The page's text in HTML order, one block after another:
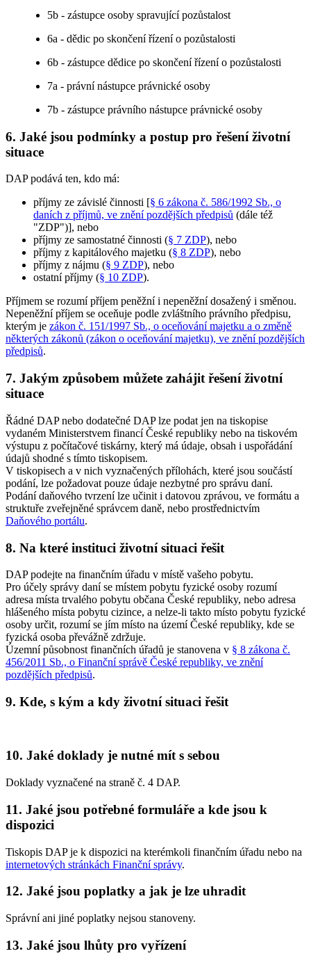
5b - zástupce osoby spravující pozůstalost
6a - dědic po skončení řízení o pozůstalosti
6b - zástupce dědice po skončení řízení o pozůstalosti
7a - právní nástupce právnické osoby
7b - zástupce právního nástupce právnické osoby
6. Jaké jsou podmínky a postup pro řešení životní
situace
DAP podává ten, kdo má:
příjmy ze závislé činnosti [§ 6 zákona č. 586/1992 Sb., o
daních z příjmů, ve znění pozdějších předpisů (dále též
"ZDP")], nebo
příjmy ze samostatné činnosti (§ 7 ZDP), nebo
příjmy z kapitálového majetku (§ 8 ZDP), nebo
příjmy z nájmu (§ 9 ZDP), nebo
ostatní příjmy (§ 10 ZDP).
Příjmem se rozumí příjem peněžní i nepeněžní dosažený i směnou.
Nepeněžní příjem se oceňuje podle zvláštního právního předpisu,
kterým je zákon č. 151/1997 Sb., o oceňování majetku a o změně
některých zákonů (zákon o oceňování majetku), ve znění pozdějších
předpisů.
7. Jakým způsobem můžete zahájit řešení životní
situace
Řádné DAP nebo dodatečné DAP lze podat jen na tiskopise
vydaném Ministerstvem financí České republiky nebo na tiskovém
výstupu z počítačové tiskárny, který má údaje, obsah i uspořádání
údajů shodné s tímto tiskopisem.
V tiskopisech a v nich vyznačených přílohách, které jsou součástí
podání, lze požadovat pouze údaje nezbytné pro správu daní.
Podání daňového tvrzení lze učinit i datovou zprávou, ve formátu a
struktuře zveřejněné správcem daně, nebo prostřednictvím
Daňového portálu.
8. Na které instituci životní situaci řešit
DAP podejte na finančním úřadu v místě vašeho pobytu.
Pro účely správy daní se místem pobytu fyzické osoby rozumí
adresa místa trvalého pobytu občana České republiky, nebo adresa
hlášeného místa pobytu cizince, a nelze-li takto místo pobytu fyzické
osoby určit, rozumí se jím místo na území České republiky, kde se
fyzická osoba převážně zdržuje.
Územní působnost finančních úřadů je stanovena v § 8 zákona č.
456/2011 Sb., o Finanční správě České republiky, ve znění
pozdějších předpisů.
9. Kde, s kým a kdy životní situaci řešit
10. Jaké doklady je nutné mít s sebou
Doklady vyznačené na straně č. 4 DAP.
11. Jaké jsou potřebné formuláře a kde jsou k
dispozici
Tiskopis DAP je k dispozici na kterémkoli finančním úřadu nebo na
internetových stránkách Finanční správy.
12. Jaké jsou poplatky a jak je lze uhradit
Správní ani jiné poplatky nejsou stanoveny.
13. Jaké jsou lhůty pro vyřízení